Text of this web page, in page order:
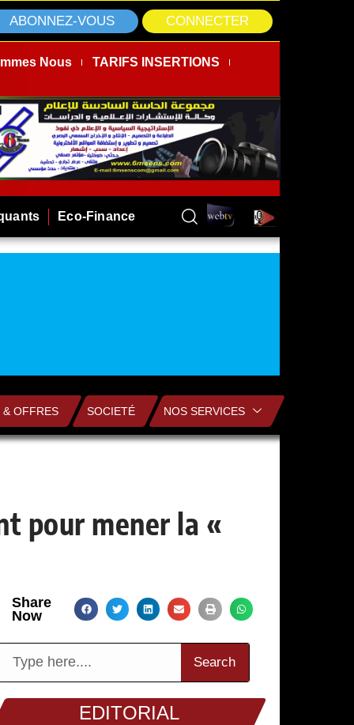
ABONNEZ-VOUS CONNECTER
Nous
TARIFS INSERTIONS
Eco-Finance
OFFRES SOCIETÉ NOS SERVICES
pour mener la «
Share
Now
Search
EDITORIAL